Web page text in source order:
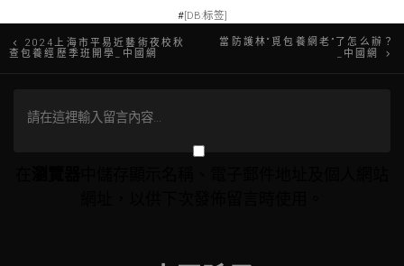
#[DB:标签]
文
導
覽
2024上海市平易近藝術夜校秋
查包養經歷季班開學_中國網
當防護林“覓包養網老”了怎么辦？
_中國網